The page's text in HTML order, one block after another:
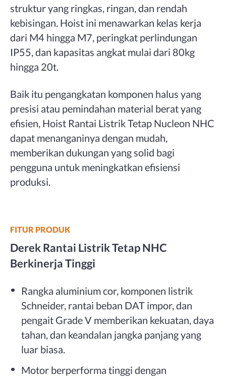
struktur yang ringkas, ringan, dan rendah
kebisingan. Hoist ini menawarkan kelas kerja
dari M4 hingga M7, peringkat perlindungan
IP55, dan kapasitas angkat mulai dari 80kg
hingga 20t.
Baik itu pengangkatan komponen halus yang
presisi atau pemindahan material berat yang
efisien, Hoist Rantai Listrik Tetap Nucleon NHC
dapat menanganinya dengan mudah,
memberikan dukungan yang solid bagi
pengguna untuk meningkatkan efisiensi
produksi.
FITUR PRODUK
Derek Rantai Listrik Tetap NHC
Berkinerja Tinggi
Rangka aluminium cor, komponen listrik
Schneider, rantai beban DAT impor, dan
pengait Grade V memberikan kekuatan, daya
tahan, dan keandalan jangka panjang yang
luar biasa.
Motor berperforma tinggi dengan